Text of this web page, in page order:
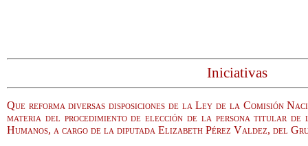
Iniciativas
Que reforma diversas disposiciones de la Ley de la Comisión
materia del procedimiento de elección de la persona titular de
Humanos, a cargo de la diputada Elizabeth Pérez Valdez, del